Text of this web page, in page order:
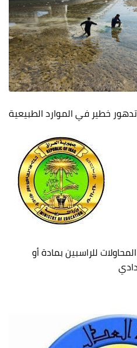
خطير في الموارد الطبيعية
للراسبين بمادة أو